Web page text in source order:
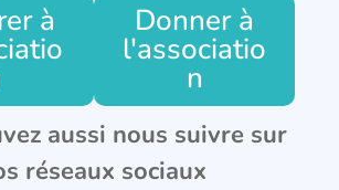
à Donner à
l'associatio
n
aussi nous suivre sur
réseaux sociaux